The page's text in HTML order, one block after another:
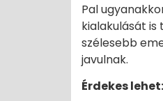
Pal
kialakulását is
szélesebb
javulnak.
Érdekes lehet: